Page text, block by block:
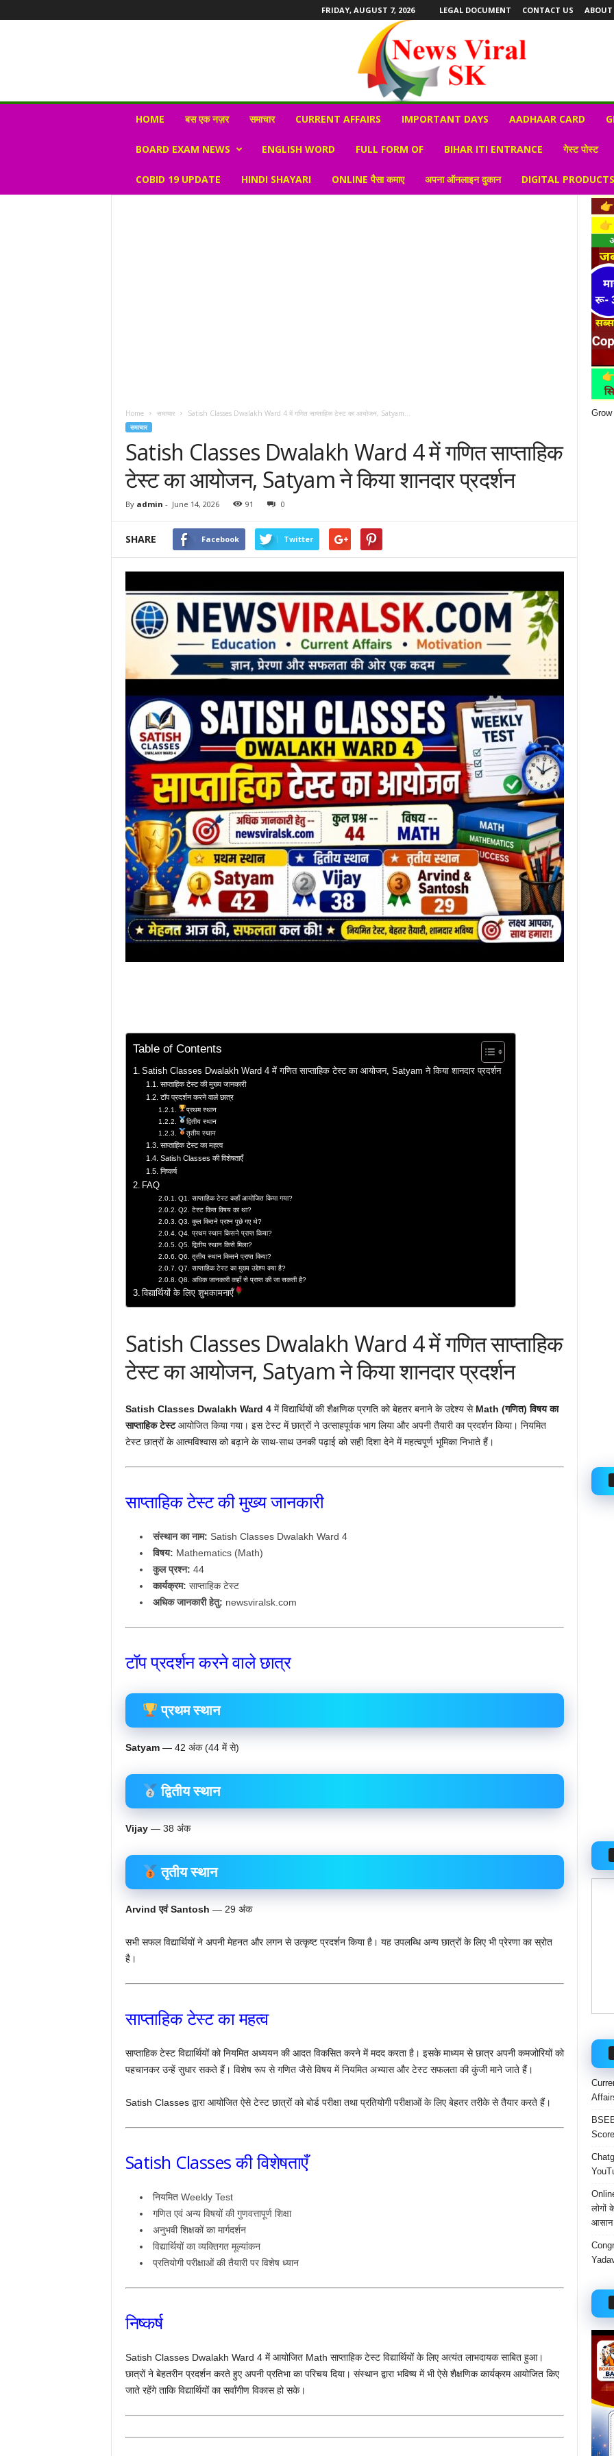
FRIDAY, AUGUST 7, 2026 LEGAL DOCUMENT CONTACT US ABOUT
r
HOME बस एक नज़र समाचार CURRENT AFFAIRS IMPORTANT DAYS AADHAAR CARD
BOARD EXAM NEWS ENGLISH WORD FULL FORM OF BIHAR ITI ENTRANCE गेस्ट पोस्ट
COBID 19 UPDATE HINDI SHAYARI ONLINE पैसा कमाए अपना ऑनलाइन दुकान DIGITAL
Home समाचार Satish Classes Dwalakh Ward 4 में गणित साप्ताहिक टेस्ट का आयोजन, Satyam...
समाचार
Satish Classes Dwalakh Ward 4 में गणित साप्ताहिक
टेस्ट का आयोजन, Satyam ने किया शानदार प्रदर्शन
By admin - June 14, 2026 91 0
SHARE Facebook Twitter
Table of Contents
Satish Classes Dwalakh Ward 4 में गणित साप्ताहिक टेस्ट का आयोजन, Satyam ने किया शानदार प्रदर्शन
साप्ताहिक टेस्ट की मुख्य जानकारी
टॉप प्रदर्शन करने वाले छात्र
प्रथम स्थान
द्वितीय स्थान
तृतीय स्थान
साप्ताहिक टेस्ट का महत्व
Satish Classes की विशेषताएँ
निष्कर्ष
FAQ
Q1. साप्ताहिक टेस्ट कहाँ आयोजित किया गया?
Q2. टेस्ट किस विषय का था?
Q3. कुल कितने प्रश्न पूछे गए थे?
Q4. प्रथम स्थान किसने प्राप्त किया?
Q5. द्वितीय स्थान किसे मिला?
Q6. तृतीय स्थान किसने प्राप्त किया?
Q7. साप्ताहिक टेस्ट का मुख्य उद्देश्य क्या है?
Q8. अधिक जानकारी कहाँ से प्राप्त की जा सकती है?
विद्यार्थियों के लिए शुभकामनाएँ
Satish Classes Dwalakh Ward 4 में गणित साप्ताहिक
टेस्ट का आयोजन, Satyam ने किया शानदार प्रदर्शन
Satish Classes Dwalakh Ward 4में विद्यार्थियों की शैक्षणिक प्रगति को बेहतर बनाने के उद्देश्य से Math (गणित) विषय का
साप्ताहिक टेस्टआयोजित किया गया। इस टेस्ट में छात्रों ने उत्साहपूर्वक भाग लिया और अपनी तैयारी का प्रदर्शन किया। नियमित
टेस्ट छात्रों के आत्मविश्वास को बढ़ाने के साथ-साथ उनकी पढ़ाई को सही दिशा देने में महत्वपूर्ण भूमिका निभाते हैं।
साप्ताहिक टेस्ट की मुख्य जानकारी
संस्थान का नाम: Satish Classes Dwalakh Ward 4
विषय: Mathematics (Math)
कुल प्रश्न: 44
कार्यक्रम: साप्ताहिक टेस्ट
अधिक जानकारी हेतु: newsviralsk.com
टॉप प्रदर्शन करने वाले छात्र
प्रथम स्थान
Satyam— 42 अंक (44 में से)
द्वितीय स्थान
Vijay— 38 अंक
तृतीय स्थान
Arvind एवं Santosh — 29 अंक
सभी सफल विद्यार्थियों ने अपनी मेहनत और लगन से उत्कृष्ट प्रदर्शन किया है। यह उपलब्धि अन्य छात्रों के लिए भी प्रेरणा का स्रोत
है।
साप्ताहिक टेस्ट का महत्व
साप्ताहिक टेस्ट विद्यार्थियों को नियमित अध्ययन की आदत विकसित करने में मदद करता है। इसके माध्यम से छात्र अपनी कमजोरियों को
पहचानकर उन्हें सुधार सकते हैं। विशेष रूप से गणित जैसे विषय में नियमित अभ्यास और टेस्ट सफलता की कुंजी माने जाते हैं।
Satish Classes द्वारा आयोजित ऐसे टेस्ट छात्रों को बोर्ड परीक्षा तथा प्रतियोगी परीक्षाओं के लिए बेहतर तरीके से तैयार करते हैं।
Satish Classes की विशेषताएँ
नियमित Weekly Test
गणित एवं अन्य विषयों की गुणवत्तापूर्ण शिक्षा
अनुभवी शिक्षकों का मार्गदर्शन
विद्यार्थियों का व्यक्तिगत मूल्यांकन
प्रतियोगी परीक्षाओं की तैयारी पर विशेष ध्यान
निष्कर्ष
Satish Classes Dwalakh Ward 4 में आयोजित Math साप्ताहिक टेस्ट विद्यार्थियों के लिए अत्यंत लाभदायक साबित हुआ।
छात्रों ने बेहतरीन प्रदर्शन करते हुए अपनी प्रतिभा का परिचय दिया। संस्थान द्वारा भविष्य में भी ऐसे शैक्षणिक कार्यक्रम आयोजित किए
जाते रहेंगे ताकि विद्यार्थियों का सर्वांगीण विकास हो सके।
लोगों
आसान